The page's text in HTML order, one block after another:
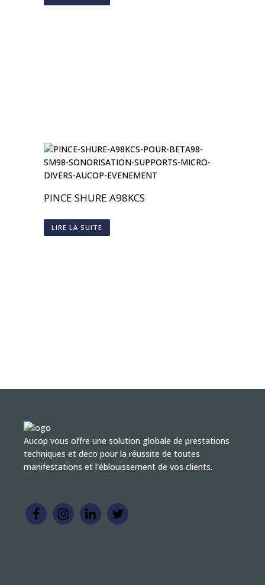
PINCE SHURE A98KCS
LIRE LA SUITE
Aucop vous offre une solution globale de prestations
techniques et deco pour la réussite de toutes
manifestations et l'éblouissement de vos clients.